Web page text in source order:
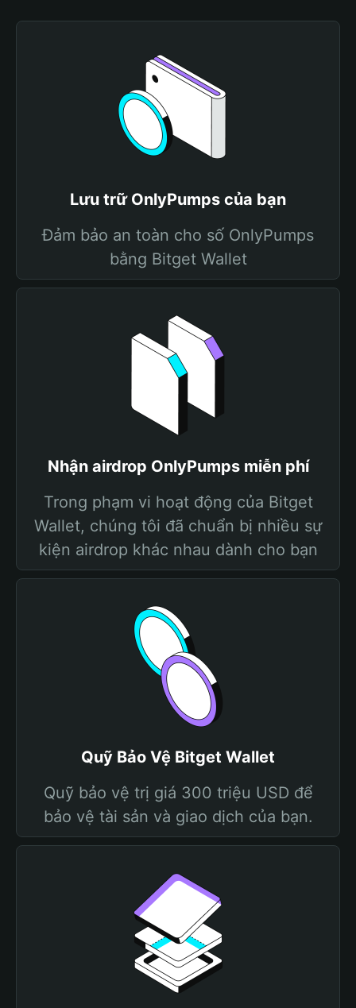
Lưu trữ OnlyPumps của bạn
Đảm bảo an toàn cho số OnlyPumps
bằng Bitget Wallet
Nhận airdrop OnlyPumps miễn phí
Trong phạm vi hoạt động của Bitget
Wallet, chúng tôi đã chuẩn bị nhiều sự
kiện airdrop khác nhau dành cho bạn
Quỹ Bảo Vệ Bitget Wallet
Quỹ bảo vệ trị giá 300 triệu USD để
bảo vệ tài sản và giao dịch của bạn.